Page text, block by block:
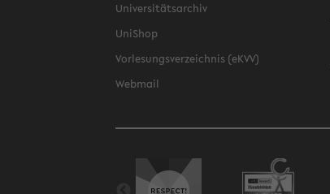
Universitätsarchiv
UniShop
Vorlesungsverzeichnis (eKVV)
Webmail